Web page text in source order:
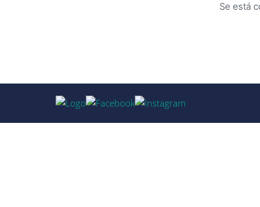
Se está